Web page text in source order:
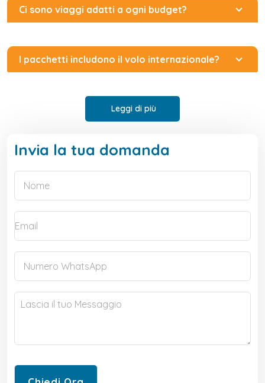
Ci sono viaggi adatti a ogni budget?
I pacchetti includono il volo internazionale?
Leggi di più
Invia la tua domanda